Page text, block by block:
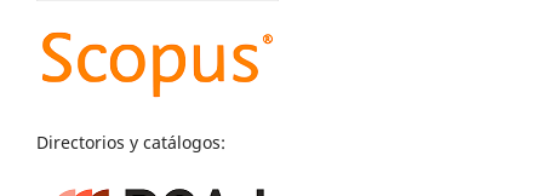
Directorios y catálogos: